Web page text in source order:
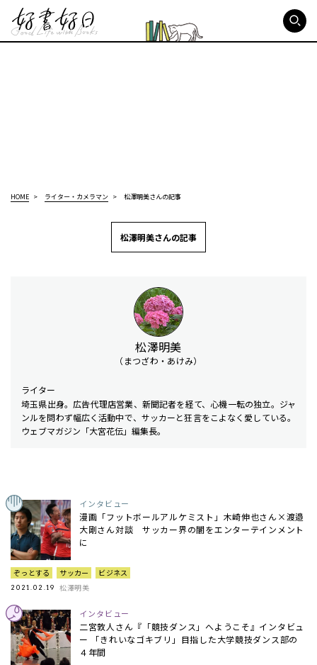
HOME ライター・カメラマン 松澤明美さんの記事
松澤明美さんの記事
松澤明美
（まつざわ・あけみ）
ライター
埼玉県出身。広告代理店営業、新聞記者を経て、心機一転の独立。ジャ
ンルを問わず幅広く活動中で、サッカーと狂言をこよなく愛している。
ウェブマガジン「大宮花伝」編集長。
インタビュー
漫画「フットボールアルケミスト」木崎伸也さん×渡邉
大剛さん対談 サッカー界の闇をエンターテインメント
に
ぞっとする サッカー ビジネス
2021.02.19 松澤明美
インタビュー
二宮敦人さん『「競技ダンス」へようこそ』インタビュ
ー 「きれいなゴキブリ」目指した大学競技ダンス部の
４年間